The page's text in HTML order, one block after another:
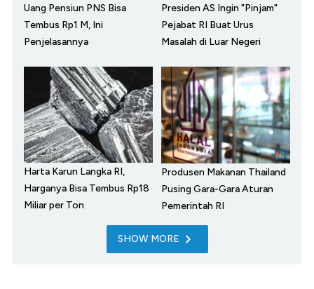
Uang Pensiun PNS Bisa
Tembus Rp1 M, Ini
Penjelasannya
Presiden AS Ingin "Pinjam"
Pejabat RI Buat Urus
Masalah di Luar Negeri
Harta Karun Langka RI,
Harganya Bisa Tembus Rp18
Miliar per Ton
Produsen Makanan Thailand
Pusing Gara-Gara Aturan
Pemerintah RI
SHOW MORE